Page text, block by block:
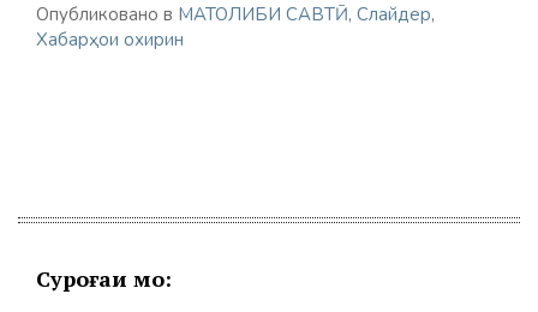
Опубликовано в МАТОЛИБИ САВТӢ, Слайдер,
Хабарҳои охирин
Суроғаи мо: